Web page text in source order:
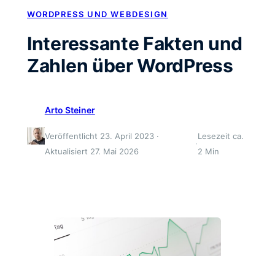
WORDPRESS UND WEBDESIGN
Interessante Fakten und
Zahlen über WordPress
Arto Steiner
Veröffentlicht 23. April 2023 ·
Aktualisiert 27. Mai 2026
·
Lesezeit ca.
2 Min